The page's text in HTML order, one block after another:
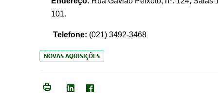
101.
Telefone: (021) 3492-3468
NOVAS AQUISIÇÕES